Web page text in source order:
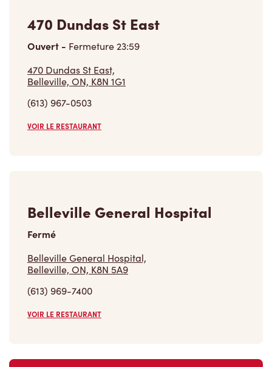
470 Dundas St East,
Belleville, ON, K8N 1G1
(613) 967-0503
VOIR LE RESTAURANT
Belleville General Hospital,
Belleville, ON, K8N 5A9
(613) 969-7400
VOIR LE RESTAURANT